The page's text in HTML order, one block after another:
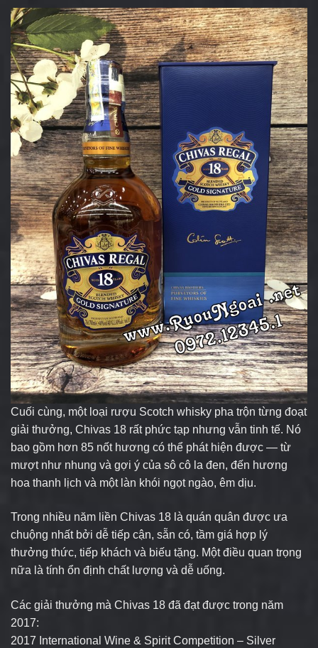
Cuối cùng, một loại rượu Scotch whisky pha trộn từng đoạt
giải thưởng, Chivas 18 rất phức tạp nhưng vẫn tinh tế. Nó
bao gồm hơn 85 nốt hương có thể phát hiện được — từ
mượt như nhung và gợi ý của sô cô la đen, đến hương
hoa thanh lịch và một làn khói ngọt ngào, êm dịu.
Trong nhiều năm liền Chivas 18 là quán quân được ưa
chuộng nhất bởi dễ tiếp cận, sẵn có, tầm giá hợp lý
thưởng thức, tiếp khách và biếu tặng. Một điều quan trọng
nữa là tính ổn định chất lượng và dễ uống.
Các giải thưởng mà Chivas 18 đã đạt được trong năm
2017:
2017 International Wine & Spirit Competition – Silver